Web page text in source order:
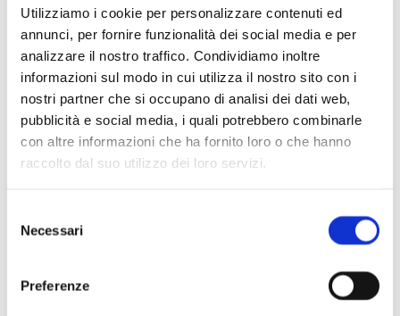
Utilizziamo i cookie per personalizzare contenuti ed
annunci, per fornire funzionalità dei social media e per
analizzare il nostro traffico. Condividiamo inoltre
informazioni sul modo in cui utilizza il nostro sito con i
nostri partner che si occupano di analisi dei dati web,
pubblicità e social media, i quali potrebbero combinarle
con altre informazioni che ha fornito loro o che hanno
raccolto dal suo utilizzo dei loro servizi.
delNecessari
Preferenze
Scopri di più